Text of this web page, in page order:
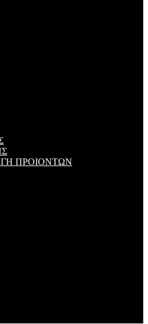
ΠΡΟΙΟΝΤΩΝ